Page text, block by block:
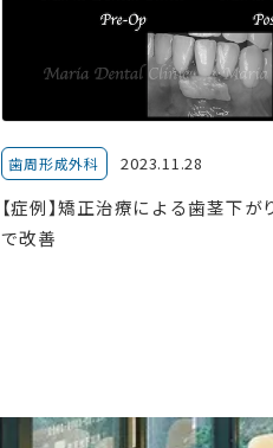
歯周形成外科 2023.11.28
【症例】矯正治療による歯茎下
で改善